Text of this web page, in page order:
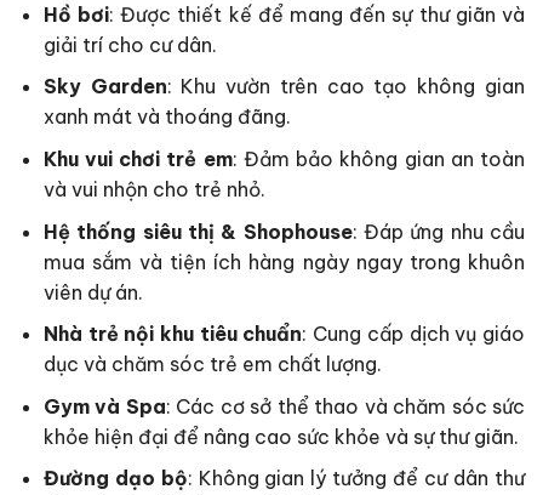
Hồ bơi: Được thiết kế để mang đến sự thư giãn và
giải trí cho cư dân.
Sky Garden: Khu vườn trên cao tạo không gian
xanh mát và thoáng đãng.
Khu vui chơi trẻ em: Đảm bảo không gian an toàn
và vui nhộn cho trẻ nhỏ.
Hệ thống siêu thị & Shophouse: Đáp ứng nhu cầu
mua sắm và tiện ích hàng ngày ngay trong khuôn
viên dự án.
Nhà trẻ nội khu tiêu chuẩn: Cung cấp dịch vụ giáo
dục và chăm sóc trẻ em chất lượng.
Gym và Spa: Các cơ sở thể thao và chăm sóc sức
khỏe hiện đại để nâng cao sức khỏe và sự thư giãn.
Đường dạo bộ: Không gian lý tưởng để cư dân thư